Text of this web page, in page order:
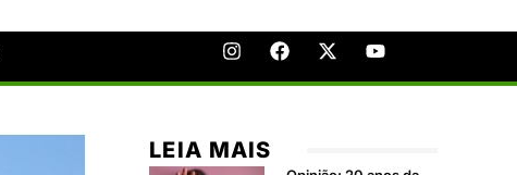
LEIA MAIS